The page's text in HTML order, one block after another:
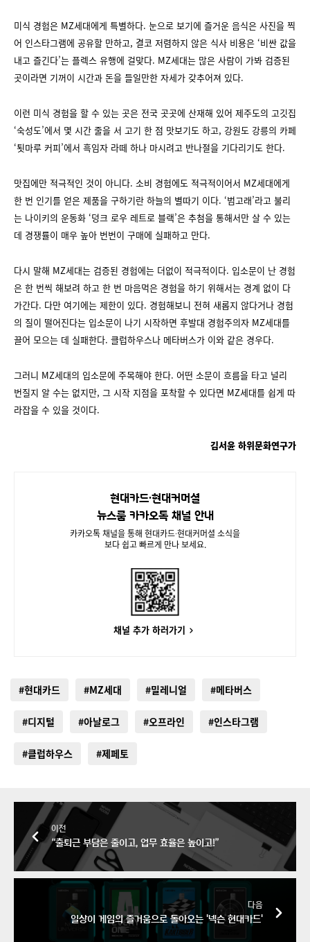
미식 경험은 MZ세대에게 특별하다. 눈으로 보기에 즐거운 음식은 사진을 찍
어 인스타그램에 공유할 만하고, 결코 저렴하지 않은 식사 비용은 ‘비싼 값을
내고 즐긴다’는 플렉스 유행에 걸맞다. MZ세대는 많은 사람이 가봐 검증된
곳이라면 기꺼이 시간과 돈을 들일만한 자세가 갖추어져 있다.
이런 미식 경험을 할 수 있는 곳은 전국 곳곳에 산재해 있어 제주도의 고깃집
‘숙성도’에서 몇 시간 줄을 서 고기 한 점 맛보기도 하고, 강원도 강릉의 카페
‘툇마루 커피’에서 흑임자 라떼 하나 마시려고 반나절을 기다리기도 한다.
맛집에만 적극적인 것이 아니다. 소비 경험에도 적극적이어서 MZ세대에게
한 번 인기를 얻은 제품을 구하기란 하늘의 별따기 이다. ‘범고래’라고 불리
는 나이키의 운동화 ‘덩크 로우 레트로 블랙’은 추첨을 통해서만 살 수 있는
데 경쟁률이 매우 높아 번번이 구매에 실패하고 만다.
다시 말해 MZ세대는 검증된 경험에는 더없이 적극적이다. 입소문이 난 경험
은 한 번씩 해보려 하고 한 번 마음먹은 경험을 하기 위해서는 경계 없이 다
가간다. 다만 여기에는 제한이 있다. 경험해보니 전혀 새롭지 않다거나 경험
의 질이 떨어진다는 입소문이 나기 시작하면 후발대 경험주의자 MZ세대를
끌어 모으는 데 실패한다. 클럽하우스나 메타버스가 이와 같은 경우다.
그러니 MZ세대의 입소문에 주목해야 한다. 어떤 소문이 흐름을 타고 널리
번질지 알 수는 없지만, 그 시작 지점을 포착할 수 있다면 MZ세대를 쉽게 따
라잡을 수 있을 것이다.
김서윤 하위문화연구가
현대카드∙현대커머셜
뉴스룸 카카오톡 채널 안내
카카오톡 채널을 통해 현대카드∙현대커머셜 소식을
보다 쉽고 빠르게 만나 보세요.
채널 추가 하러가기
#현대카드 #MZ세대 #밀레니얼 #메타버스
#디지털 #아날로그 #오프라인 #인스타그램
#클럽하우스 #제페토
이전
“출퇴근 부담은 줄이고, 업무 효율은 높이고!”
다음
일상이 게임의 즐거움으로 돌아오는 '넥슨 현대카드'